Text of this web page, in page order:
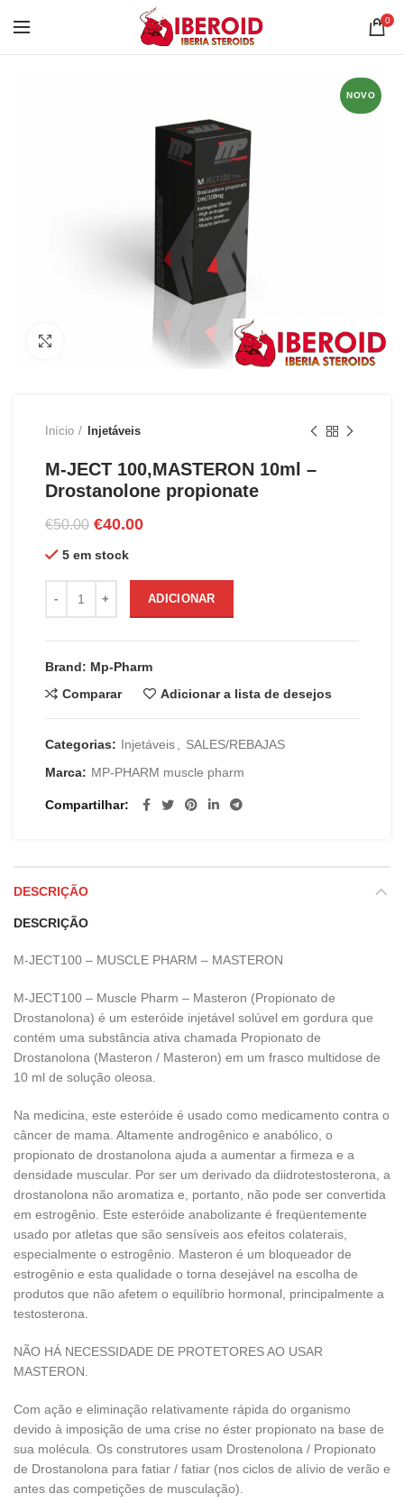
0
NOVO
Clique para ampliar
Início Injetáveis
M-JECT 100,MASTERON 10ml –
Drostanolone propionate
€50.00 O
original
era:
€50.00.
€40.00O
é:
€40.00.
5 em stock
ADICIONAR
Brand: Mp-Pharm
Comparar
Adicionar a lista de desejos
Categorias: Injetáveis
SALES/REBAJAS
Marca: MP-PHARM muscle pharm
Compartilhar
DESCRIÇÃO
DESCRIÇÃO
M-JECT100 – MUSCLE PHARM – MASTERON
M-JECT100 – Muscle Pharm – Masteron (Propionato de
Drostanolona) é um esteróide injetável solúvel em gordura que
contém uma substância ativa chamada Propionato de
Drostanolona (Masteron / Masteron) em um frasco multidose de
10 ml de solução oleosa.
Na medicina, este esteróide é usado como medicamento contra o
câncer de mama. Altamente androgênico e anabólico, o
propionato de drostanolona ajuda a aumentar a firmeza e a
densidade muscular. Por ser um derivado da diidrotestosterona, a
drostanolona não aromatiza e, portanto, não pode ser convertida
em estrogênio. Este esteróide anabolizante é freqüentemente
usado por atletas que são sensíveis aos efeitos colaterais,
especialmente o estrogênio. Masteron é um bloqueador de
estrogênio e esta qualidade o torna desejável na escolha de
produtos que não afetem o equilíbrio hormonal, principalmente a
testosterona.
NÃO HÁ NECESSIDADE DE PROTETORES AO USAR
MASTERON.
Com ação e eliminação relativamente rápida do organismo
devido à imposição de uma crise no éster propionato na base de
sua molécula. Os construtores usam Drostenolona / Propionato
de Drostanolona para fatiar / fatiar (nos ciclos de alívio de verão e
antes das competições de musculação).